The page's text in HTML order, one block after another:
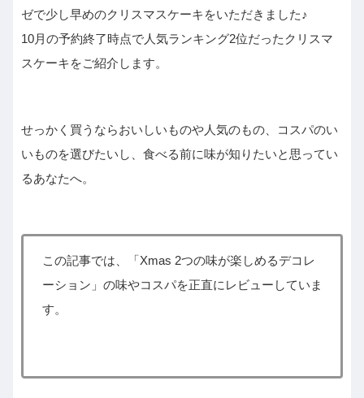
ゼで少し早めのクリスマスケーキをいただきました♪
10月の予約終了時点で人気ランキング2位だったクリスマ
スケーキをご紹介します。
せっかく買うならおいしいものや人気のもの、コスパのい
いものを選びたいし、食べる前に味が知りたいと思ってい
るあなたへ。
この記事では、「Xmas 2つの味が楽しめるデコレ
ーション」の味やコスパを正直にレビューしていま
す。